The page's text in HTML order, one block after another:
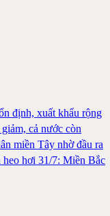
định, xuất khẩu rộng
cả nước còn
miền Tây nhờ đầu ra
heo hơi 31/7: Miền Bắc